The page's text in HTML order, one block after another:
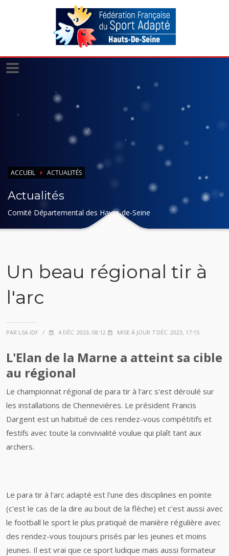
ACCUEIL ACTUALITÉS
Actualités
Comité Départemental des Hauts-de-Seine
Un beau régional tir à
l'arc
PAR LSA IDF / 4 DÉC. 2023, 08:12 MISE À JOUR 7 DÉC. 2023, 17:15
L'Elan de la Marne a atteint sa cible
au régional
Le championnat régional de para tir à l'arc s'est déroulé sur
les installations de Chennevières. Le président Francis
Dargent est un habitué de ces rendez-vous compétitifs et
festifs avec toute la convivialité voulue qui plaît tant aux
archers.
Le para tir à l'arc adapté est l'une des disciplines en pointe
(c'est le cas de la dire au bout de la flèche) et c'est aussi avec
le football le sport le plus pratiqué de manière régulière avec
des rendez-vous toujours prisés par les jeunes et moins
jeunes. Il est vrai que ce sport ludique mais aussi formateur
Panneau de gestion des cookies